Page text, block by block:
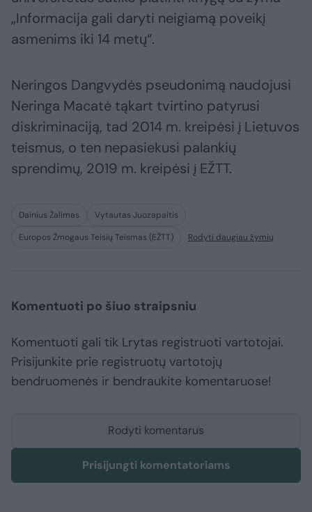
„Informacija gali daryti neigiamą poveikį
asmenims iki 14 metų“.
Neringos Dangvydės pseudonimą naudojusi
Neringa Macatė tąkart tvirtino patyrusi
diskriminaciją, tad 2014 m. kreipėsi į Lietuvos
teismus, o ten nepasiekusi palankių
sprendimų, 2019 m. kreipėsi į EŽTT.
Dainius Žalimas
Vytautas Juozapaitis
Europos Žmogaus Teisių Teismas (EŽTT)
Rodyti daugiau žymių
Komentuoti po šiuo straipsniu
Komentuoti gali tik Lrytas registruoti vartotojai.
Prisijunkite prie registruotų vartotojų
bendruomenės ir bendraukite komentaruose!
Rodyti komentarus
Prisijungti komentatoriams